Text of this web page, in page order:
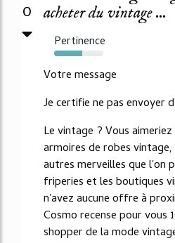
0
acheter du vintage ...
Pertinence
57%
Votre message
Je certifie ne pas envoyer
Le vintage ? Vous
armoires de robes
autres merveilles que l'on
friperies et les boutiques
n'avez aucune offre à
Cosmo recense pour vous
shopper de la mode